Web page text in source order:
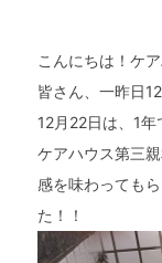
こんにちは！ケ
皆さん、一昨日
12月22日は、1年
ケアハウス第三
感を味わっても
た！！